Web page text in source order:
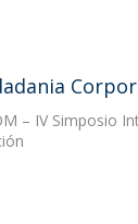
– IV Simposio